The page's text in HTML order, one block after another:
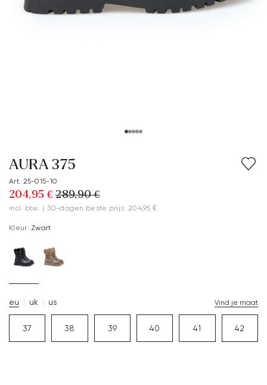
AURA 375
Art. 25-015-10
204,95 € 289,90 €
incl. btw. | 30-dagen beste prijs: 204,95 €
Kleur: Zwart
eu uk us Vind je maat
37 38 39 40 41 42